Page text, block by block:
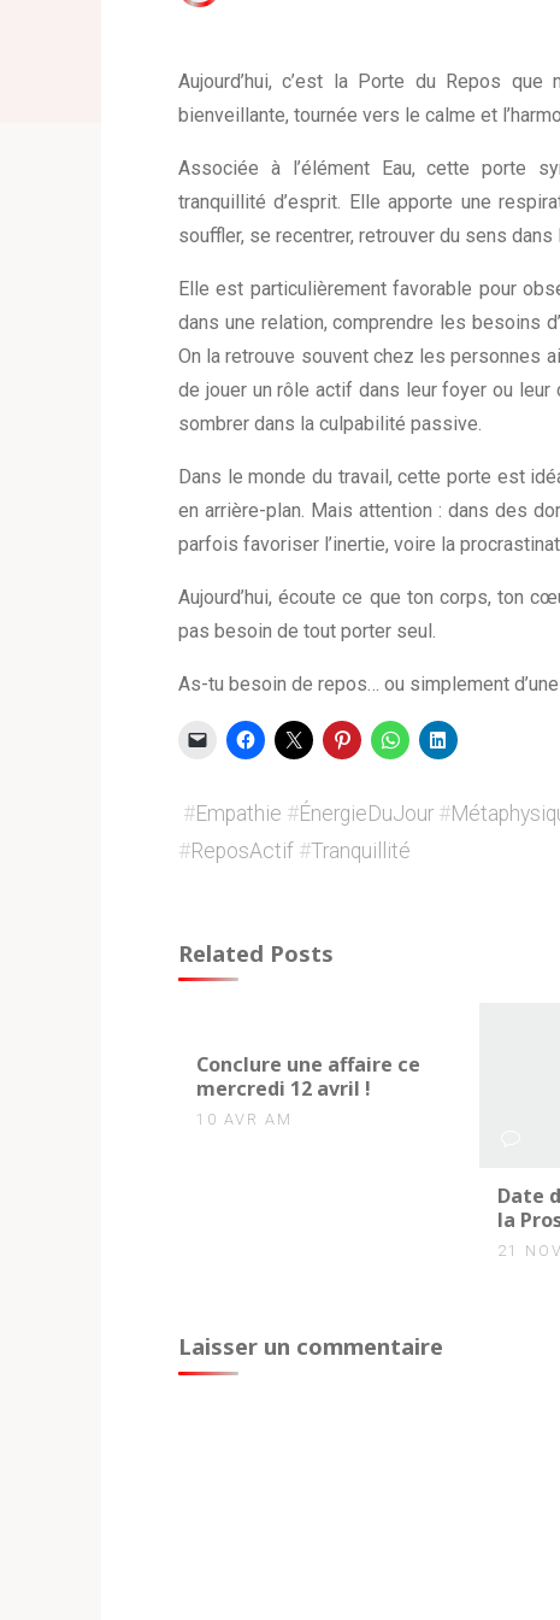
Aujourd’hui, c’est la Porte du Repos
bienveillante, tournée vers le calme et
Associée à l’élément Eau, cette porte
tranquillité d’esprit. Elle apporte une
souffler, se recentrer, retrouver du sens
Elle est particulièrement favorable pour
dans une relation, comprendre les besoins
On la retrouve souvent chez les personnes
de jouer un rôle actif dans leur foyer ou
sombrer dans la culpabilité passive.
Dans le monde du travail, cette porte est
en arrière-plan. Mais attention : dans des
parfois favoriser l’inertie, voire la
Aujourd’hui, écoute ce que ton corps, ton
pas besoin de tout porter seul.
As-tu besoin de repos… ou simplement
#Empathie #ÉnergieDuJour #
#ReposActif #Tranquillité
Related Posts
2
Conclure une affaire ce
mercredi 12 avril !
10 AVR AM
0
Date
la
21
Laisser un commentaire